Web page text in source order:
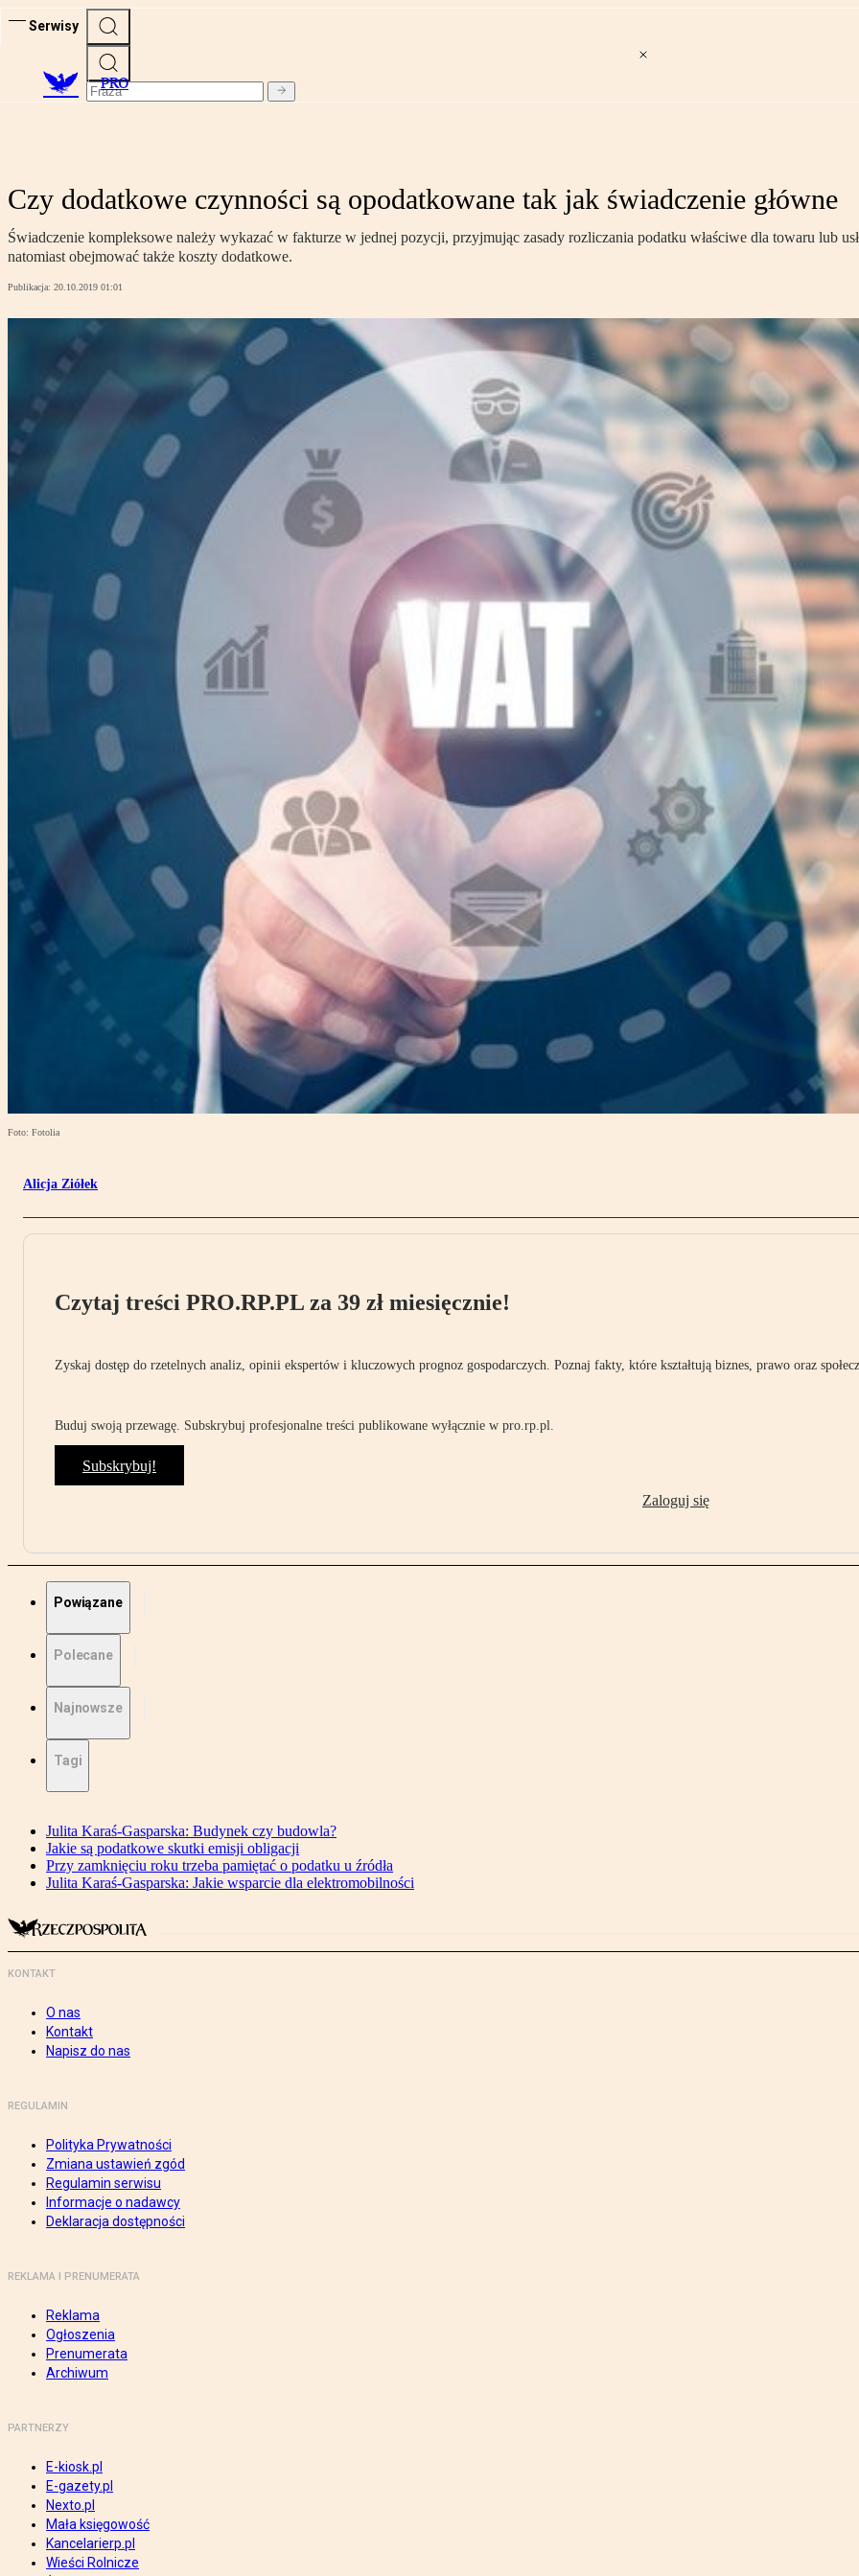
Serwisy
PRO
Czy dodatkowe czynności są opodatkowane tak jak świadczenie główne
Świadczenie kompleksowe należy wykazać w fakturze w jednej pozycji, przyjmując zasady rozliczania podatku właściwe dla towaru lub
natomiast obejmować także koszty dodatkowe.
Publikacja: 20.10.2019 01:01
Foto: Fotolia
Alicja Ziółek
Czytaj treści PRO.RP.PL za 39 zł miesięcznie!
Zyskaj dostęp do rzetelnych analiz, opinii ekspertów i kluczowych prognoz gospodarczych. Poznaj fakty, które kształtują biznes, prawo oraz
Buduj swoją przewagę. Subskrybuj profesjonalne treści publikowane wyłącznie w pro.rp.pl.
Subskrybuj!
Zaloguj się
Powiązane
Polecane
Najnowsze
Tagi
Julita Karaś-Gasparska: Budynek czy budowla?
Jakie są podatkowe skutki emisji obligacji
Przy zamknięciu roku trzeba pamiętać o podatku u źródła
Julita Karaś-Gasparska: Jakie wsparcie dla elektromobilności
KONTAKT
O nas
Kontakt
Napisz do nas
REGULAMIN
Polityka Prywatności
Zmiana ustawień zgód
Regulamin serwisu
Informacje o nadawcy
Deklaracja dostępności
REKLAMA I PRENUMERATA
Reklama
Ogłoszenia
Prenumerata
Archiwum
PARTNERZY
E-kiosk.pl
E-gazety.pl
Nexto.pl
Mała księgowość
Kancelarierp.pl
Wieści Rolnicze